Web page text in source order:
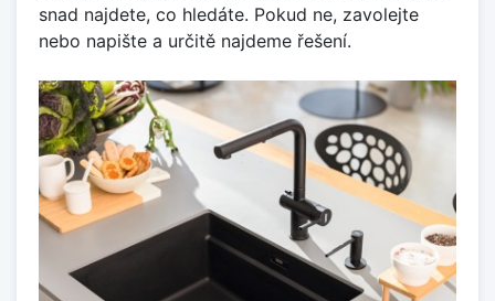
snad najdete, co hledáte. Pokud ne, zavolejte
nebo napište a určitě najdeme řešení.